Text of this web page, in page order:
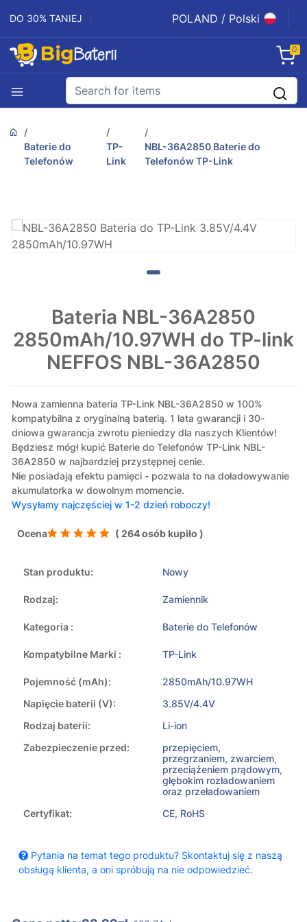
DO 30% TANIEJ POLAND / Polski
0
Baterie do
Telefonów
TP-
Link
NBL-36A2850 Baterie do
Telefonów TP-Link
Bateria NBL-36A2850
2850mAh/10.97WH do TP-link
NEFFOS NBL-36A2850
Nowa zamienna bateria TP-Link NBL-36A2850 w 100%
kompatybilna z oryginalną baterią. 1 lata gwarancji i 30-
dniowa gwarancja zwrotu pieniedzy dla naszych Klientów!
Będziesz mógł kupić Baterie do Telefonów TP-Link NBL-
36A2850 w najbardziej przystępnej cenie.
Nie posiadają efektu pamięci - pozwala to na doładowywanie
akumulatorka w dowolnym momencie.
Wysyłamy najczęściej w 1-2 dzień roboczy!
Ocena ( 264 osób kupiło )
Stan produktu: Nowy
Rodzaj: Zamiennik
Kategoria : Baterie do Telefonów
Kompatybilne Marki : TP-Link
Pojemność (mAh):
2850mAh/10.97WH
Napięcie baterii (V):
3.85V/4.4V
Rodzaj baterii:
Li-ion
Zabezpieczenie przed:
przepięciem,
przegrzaniem, zwarciem,
przeciążeniem prądowym,
głębokim rozładowaniem
oraz przeładowaniem
Certyfikat:
CE, RoHS
Pytania na temat tego produktu? Skontaktuj się z naszą
obsługą klienta, a oni spróbują na nie odpowiedzieć.